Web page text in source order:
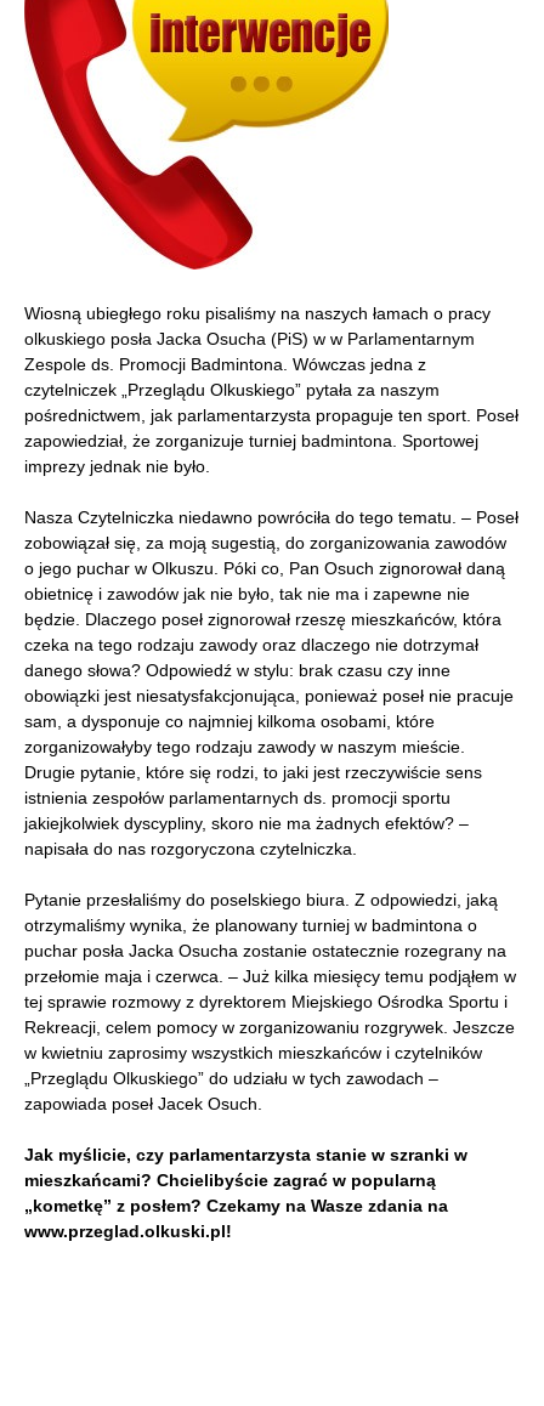
Wiosną ubiegłego roku pisaliśmy na naszych łamach o pracy
olkuskiego posła Jacka Osucha (PiS) w w Parlamentarnym
Zespole ds. Promocji Badmintona. Wówczas jedna z
czytelniczek „Przeglądu Olkuskiego” pytała za naszym
pośrednictwem, jak parlamentarzysta propaguje ten sport. Poseł
zapowiedział, że zorganizuje turniej badmintona. Sportowej
imprezy jednak nie było.
Nasza Czytelniczka niedawno powróciła do tego tematu. – Poseł
zobowiązał się, za moją sugestią, do zorganizowania zawodów
o jego puchar w Olkuszu. Póki co, Pan Osuch zignorował daną
obietnicę i zawodów jak nie było, tak nie ma i zapewne nie
będzie. Dlaczego poseł zignorował rzeszę mieszkańców, która
czeka na tego rodzaju zawody oraz dlaczego nie dotrzymał
danego słowa? Odpowiedź w stylu: brak czasu czy inne
obowiązki jest niesatysfakcjonująca, ponieważ poseł nie pracuje
sam, a dysponuje co najmniej kilkoma osobami, które
zorganizowałyby tego rodzaju zawody w naszym mieście.
Drugie pytanie, które się rodzi, to jaki jest rzeczywiście sens
istnienia zespołów parlamentarnych ds. promocji sportu
jakiejkolwiek dyscypliny, skoro nie ma żadnych efektów? –
napisała do nas rozgoryczona czytelniczka.
Pytanie przesłaliśmy do poselskiego biura. Z odpowiedzi, jaką
otrzymaliśmy wynika, że planowany turniej w badmintona o
puchar posła Jacka Osucha zostanie ostatecznie rozegrany na
przełomie maja i czerwca. – Już kilka miesięcy temu podjąłem w
tej sprawie rozmowy z dyrektorem Miejskiego Ośrodka Sportu i
Rekreacji, celem pomocy w zorganizowaniu rozgrywek. Jeszcze
w kwietniu zaprosimy wszystkich mieszkańców i czytelników
„Przeglądu Olkuskiego” do udziału w tych zawodach –
zapowiada poseł Jacek Osuch.
Jak myślicie, czy parlamentarzysta stanie w szranki w
mieszkańcami? Chcielibyście zagrać w popularną
„kometkę” z posłem? Czekamy na Wasze zdania na
www.przeglad.olkuski.pl!